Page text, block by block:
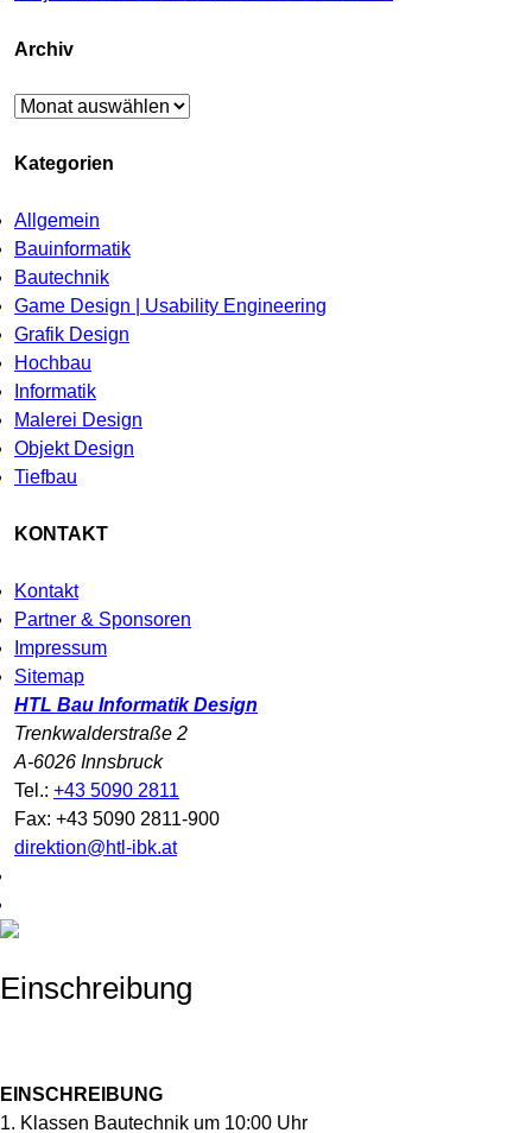
Archiv
Archiv
Kategorien
Allgemein
Bauinformatik
Bautechnik
Game Design | Usability Engineering
Grafik Design
Hochbau
Informatik
Malerei Design
Objekt Design
Tiefbau
KONTAKT
Kontakt
Partner & Sponsoren
Impressum
Sitemap
HTL Bau Informatik Design
Trenkwalderstraße 2
A-6026 Innsbruck
Tel.: +43 5090 2811
Fax: +43 5090 2811-900
direktion@htl-ibk.at
Einschreibung
EINSCHREIBUNG
1. Klassen Bautechnik um 10:00 Uhr